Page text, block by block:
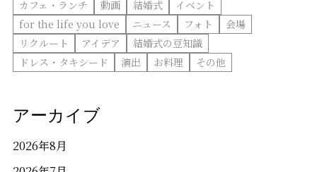
カフェ・ランチ
動画 結婚式
イベント
for the life you love
ニュース フォト
会場
リクルート
アイデア
結婚式の豆知識
ドレス・タキシード
演出 お料理 その他
アーカイブ
2026年8月